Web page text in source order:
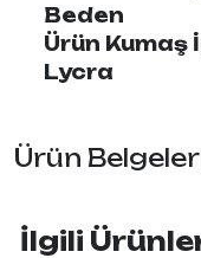
Beden
Ürün Kumaş
Lycra
Ürün
İlgili